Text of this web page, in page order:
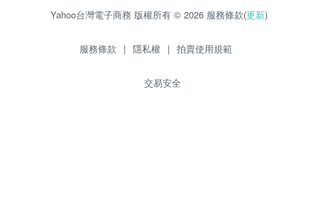
Yahoo台灣電子商務 版權所有 © 2026 服務條款(更新)
服務條款 | 隱私權 | 拍賣使用規範
交易安全